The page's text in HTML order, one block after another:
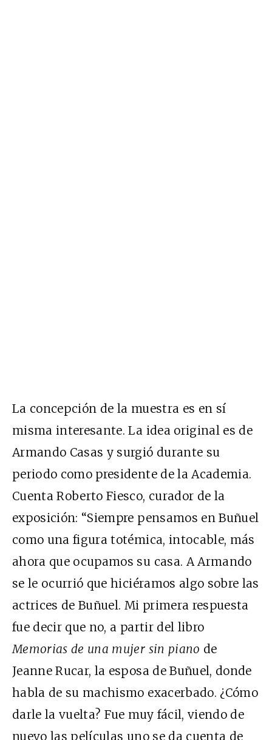
La concepción de la muestra es en sí
misma interesante. La idea original es de
Armando Casas y surgió durante su
periodo como presidente de la Academia.
Cuenta Roberto Fiesco, curador de la
exposición: “Siempre pensamos en Buñuel
como una figura totémica, intocable, más
ahora que ocupamos su casa. A Armando
se le ocurrió que hiciéramos algo sobre las
actrices de Buñuel. Mi primera respuesta
fue decir que no, a partir del libro
Memorias de una mujer sin piano de
Jeanne Rucar, la esposa de Buñuel, donde
habla de su machismo exacerbado. ¿Cómo
darle la vuelta? Fue muy fácil, viendo de
nuevo las películas uno se da cuenta de